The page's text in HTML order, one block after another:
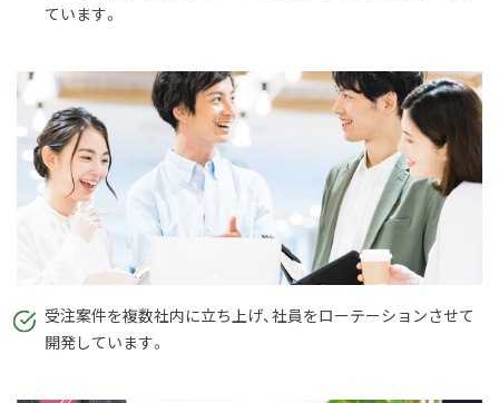
受注案件を複数社内に立ち上げ、社員をローテーションさせて
開発しています。
ています。